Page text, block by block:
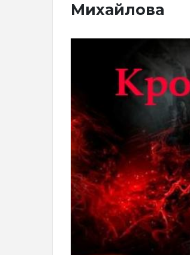
Михайлова